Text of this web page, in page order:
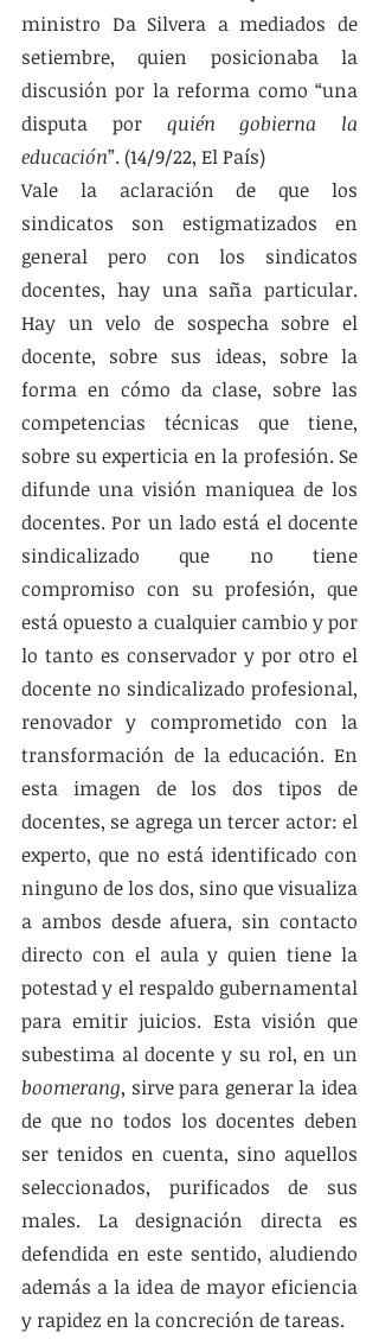
ministro Da Silvera a mediados de
setiembre, quien posicionaba la
discusión por la reforma como “una
disputa por quién gobierna la
educación”. (14/9/22, El País)
Vale la aclaración de que los
sindicatos son estigmatizados en
general pero con los sindicatos
docentes, hay una saña particular.
Hay un velo de sospecha sobre el
docente, sobre sus ideas, sobre la
forma en cómo da clase, sobre las
competencias técnicas que tiene,
sobre su experticia en la profesión. Se
difunde una visión maniquea de los
docentes. Por un lado está el docente
sindicalizado que no tiene
compromiso con su profesión, que
está opuesto a cualquier cambio y por
lo tanto es conservador y por otro el
docente no sindicalizado profesional,
renovador y comprometido con la
transformación de la educación. En
esta imagen de los dos tipos de
docentes, se agrega un tercer actor: el
experto, que no está identificado con
ninguno de los dos, sino que visualiza
a ambos desde afuera, sin contacto
directo con el aula y quien tiene la
potestad y el respaldo gubernamental
para emitir juicios. Esta visión que
boomerang, sirve para generar la idea
de que no todos los docentes deben
ser tenidos en cuenta, sino aquellos
seleccionados, purificados de sus
males. La designación directa es
defendida en este sentido, aludiendo
además a la idea de mayor eficiencia
y rapidez en la concreción de tareas.